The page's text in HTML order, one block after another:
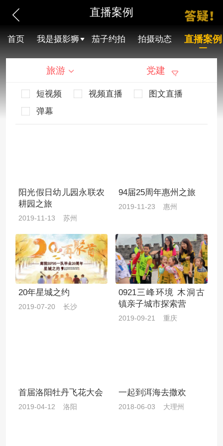
直播案例
首页 我是摄影狮 茄子约拍 拍摄动态 直播案例
旅游 党建
短视频 视频直播
图文直播
弹幕
阳光假日幼儿园永联农
耕园之旅
2019-11-13 苏州
94届25周年惠州之旅
2019-11-23 惠州
20年星城之约
2019-07-20 长沙
0921三峰环境 木洞古
镇亲子城市探索营
2019-09-21 重庆
首届洛阳牡丹飞花大会
2019-04-12 洛阳
一起到洱海去撒欢
2018-06-03 大理州